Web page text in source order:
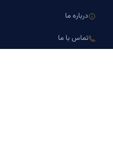
درباره ما
تماس با ما